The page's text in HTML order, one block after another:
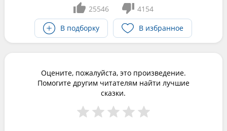
25546
4154
В подборку
В избранное
Оцените, пожалуйста, это произведение.
Помогите другим читателям найти лучшие
сказки.